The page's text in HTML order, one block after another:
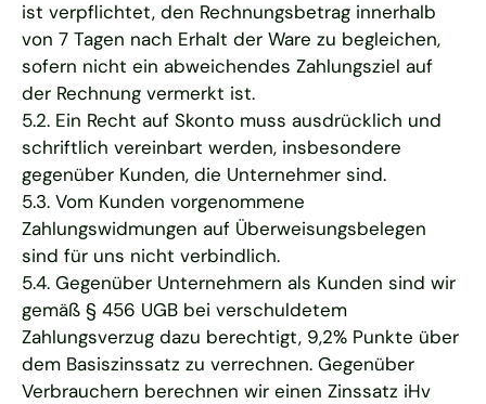
ist verpflichtet, den Rechnungsbetrag innerhalb
von 7 Tagen nach Erhalt der Ware zu begleichen,
sofern nicht ein abweichendes Zahlungsziel auf
der Rechnung vermerkt ist.
5.2. Ein Recht auf Skonto muss ausdrücklich und
schriftlich vereinbart werden, insbesondere
gegenüber Kunden, die Unternehmer sind.
5.3. Vom Kunden vorgenommene
Zahlungswidmungen auf Überweisungsbelegen
sind für uns nicht verbindlich.
5.4. Gegenüber Unternehmern als Kunden sind wir
gemäß § 456 UGB bei verschuldetem
Zahlungsverzug dazu berechtigt, 9,2% Punkte über
dem Basiszinssatz zu verrechnen. Gegenüber
Verbrauchern berechnen wir einen Zinssatz iHv